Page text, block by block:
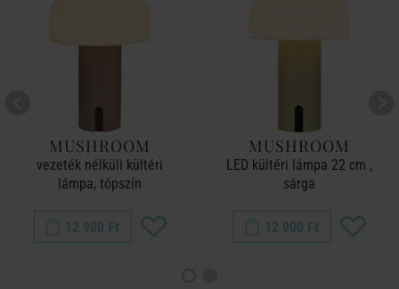
MUSHROOM
vezeték nélküli kültéri
lámpa, tópszín
12 900 Ft
MUSHROOM
LED kültéri lámpa 22 cm ,
sárga
12 900 Ft